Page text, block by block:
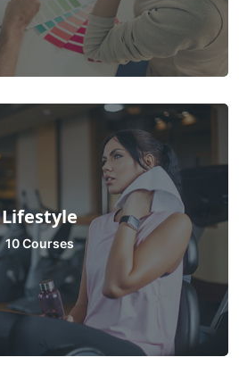
Lifestyle
10 Courses